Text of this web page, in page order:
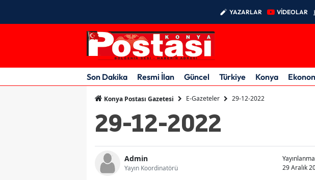
YAZARLAR VİDEOLAR
Son Dakika Resmi İlan Güncel Türkiye Konya
Konya Postası Gazetesi E-Gazeteler 29-12-2022
29-12-2022
Admin
Yayın Koordinatörü
Yayınlanma
29 Aralık